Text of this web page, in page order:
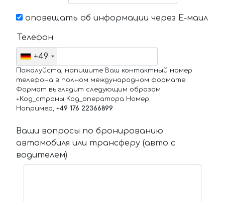
оповещать об информации через Е-маил
Телефон
+49
Пожалуйста, напишите Ваш контактный номер
телефона в полном международном формате.
Формат выглядит следующим образом:
+Код_страны Код_оператора Номер
Например, +49 176 22366899
Ваши вопросы по бронированию
автомобиля или трансферу (авто с
водителем)